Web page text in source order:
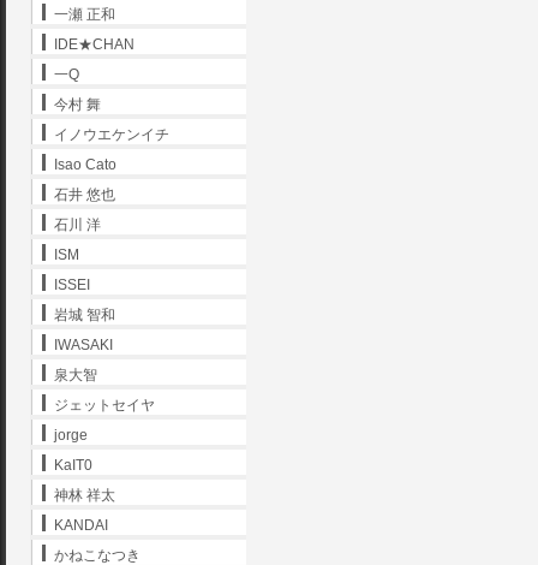
一瀬 正和
IDE★CHAN
一Q
今村 舞
イノウエケンイチ
Isao Cato
石井 悠也
石川 洋
ISM
ISSEI
岩城 智和
IWASAKI
泉大智
ジェットセイヤ
jorge
KaIT0
神林 祥太
KANDAI
かねこなつき